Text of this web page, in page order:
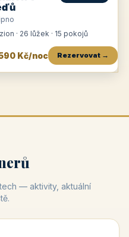
· 26 lůžek · 15 pokojů
Kč/noc Rezervovat →
— aktivity, aktuální